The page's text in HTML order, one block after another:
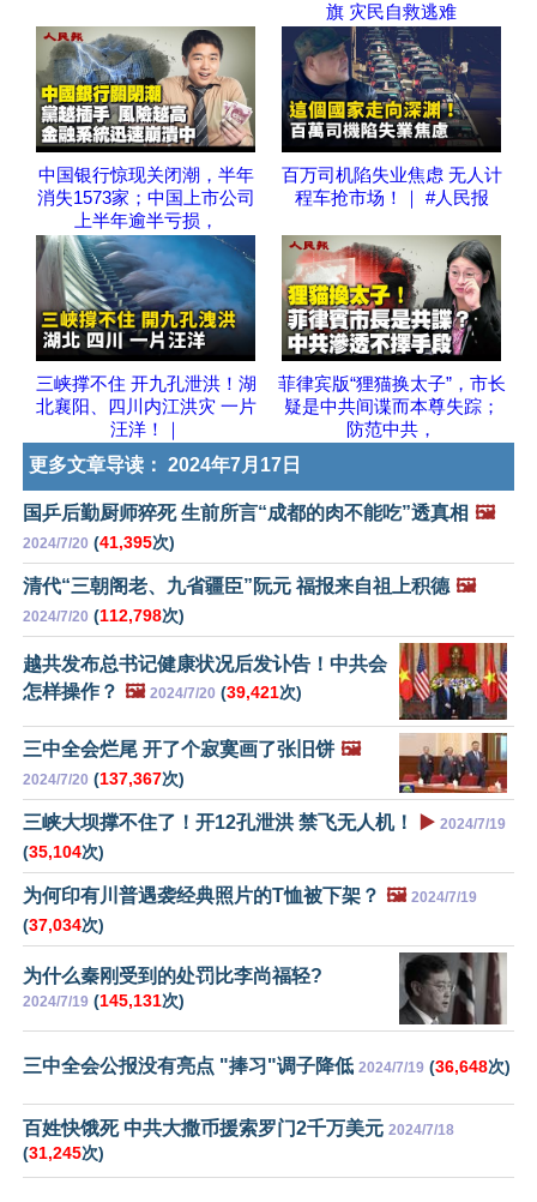
旗 灾民自救逃难
中国银行惊现关闭潮，半年
消失1573家；中国上市公司
上半年逾半亏损，
百万司机陷失业焦虑 无人计
程车抢市场！｜ #人民报
三峡撑不住 开九孔泄洪！湖
北襄阳、四川内江洪灾 一片
汪洋！｜
菲律宾版“狸猫换太子”，市长
疑是中共间谍而本尊失踪；
防范中共，
更多文章导读： 2024年7月17日
国乒后勤厨师猝死 生前所言“成都的肉不能吃”透真相 🖼️
2024/7/20 (41,395次)
清代“三朝阁老、九省疆臣”阮元 福报来自祖上积德 🖼️
2024/7/20 (112,798次)
越共发布总书记健康状况后发讣告！中共会
怎样操作？ 🖼️ 2024/7/20 (39,421次)
三中全会烂尾 开了个寂寞画了张旧饼 🖼️
2024/7/20 (137,367次)
三峡大坝撑不住了！开12孔泄洪 禁飞无人机！ ▶️ 2024/7/19
(35,104次)
为何印有川普遇袭经典照片的T恤被下架？ 🖼️ 2024/7/19
(37,034次)
为什么秦刚受到的处罚比李尚福轻?
2024/7/19 (145,131次)
三中全会公报没有亮点 "捧习"调子降低 2024/7/19 (36,648次)
百姓快饿死 中共大撒币援索罗门2千万美元 2024/7/18
(31,245次)